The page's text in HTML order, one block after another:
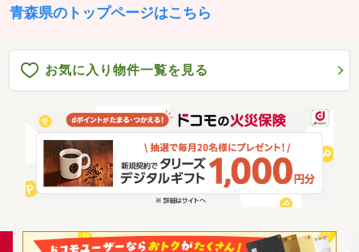
青森県のトップページはこちら
お気に入り物件一覧を見る